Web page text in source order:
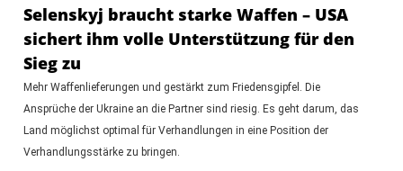
Selenskyj braucht starke Waffen – USA
sichert ihm volle Unterstützung für den
Sieg zu
Mehr Waffenlieferungen und gestärkt zum Friedensgipfel. Die
Ansprüche der Ukraine an die Partner sind riesig. Es geht darum, das
Land möglichst optimal für Verhandlungen in eine Position der
Verhandlungsstärke zu bringen.